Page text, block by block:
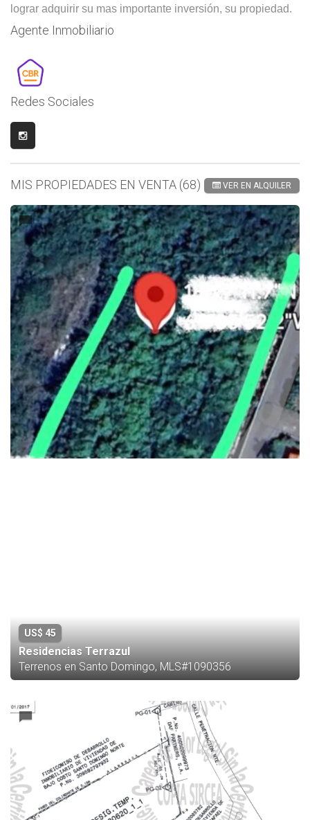
lograr adquirir su mas importante inversión, su propiedad.
Agente Inmobiliario
Redes Sociales
MIS PROPIEDADES EN VENTA (68) VER EN ALQUILER
US$ 45
Residencias Terrazul
Terrenos en Santo Domingo, MLS#1090356